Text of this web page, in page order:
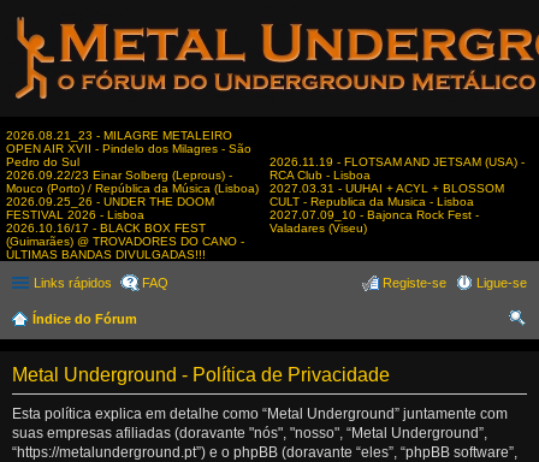
2026.08.21_23 - MILAGRE METALEIRO
OPEN AIR XVII - Pindelo dos Milagres - São
Pedro do Sul
2026.09.22/23 Einar Solberg (Leprous) -
Mouco (Porto) / República da Música (Lisboa)
2026.09.25_26 - UNDER THE DOOM
FESTIVAL 2026 - Lisboa
2026.10.16/17 - BLACK BOX FEST
(Guimarães) @ TROVADORES DO CANO -
ÚLTIMAS BANDAS DIVULGADAS!!!
2026.11.19 - FLOTSAM AND JETSAM (USA) -
RCA Club - Lisboa
2027.03.31 - UUHAI + ACYL + BLOSSOM
CULT - Republica da Musica - Lisboa
2027.07.09_10 - Bajonca Rock Fest -
Valadares (Viseu)
Links rápidos FAQ Ligue-se
Registe-se
Índice do Fórum
Metal Underground - Política de Privacidade
Esta política explica em detalhe como “Metal Underground” juntamente com
suas empresas afiliadas (doravante "nós", "nosso", “Metal Underground”,
“https://metalunderground.pt”) e o phpBB (doravante “eles”, “phpBB software”,